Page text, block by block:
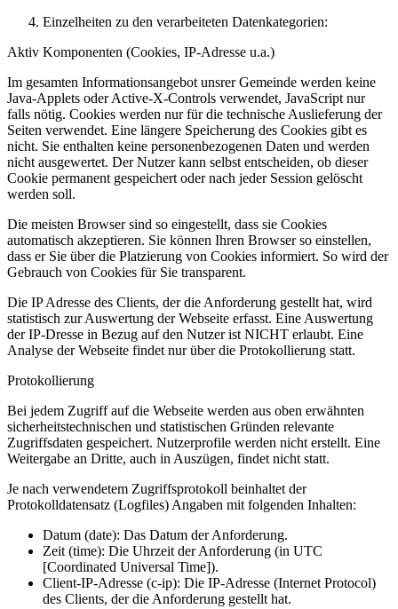
Einzelheiten zu den verarbeiteten Datenkategorien:
Aktiv Komponenten (Cookies, IP-Adresse u.a.)
Im gesamten Informationsangebot unsrer Gemeinde werden keine
Java-Applets oder Active-X-Controls verwendet, JavaScript nur
falls nötig. Cookies werden nur für die technische Auslieferung der
Seiten verwendet. Eine längere Speicherung des Cookies gibt es
nicht. Sie enthalten keine personenbezogenen Daten und werden
nicht ausgewertet. Der Nutzer kann selbst entscheiden, ob dieser
Cookie permanent gespeichert oder nach jeder Session gelöscht
werden soll.
Die meisten Browser sind so eingestellt, dass sie Cookies
automatisch akzeptieren. Sie können Ihren Browser so einstellen,
dass er Sie über die Platzierung von Cookies informiert. So wird der
Gebrauch von Cookies für Sie transparent.
Die IP Adresse des Clients, der die Anforderung gestellt hat, wird
statistisch zur Auswertung der Webseite erfasst. Eine Auswertung
der IP-Dresse in Bezug auf den Nutzer ist NICHT erlaubt. Eine
Analyse der Webseite findet nur über die Protokollierung statt.
Protokollierung
Bei jedem Zugriff auf die Webseite werden aus oben erwähnten
sicherheitstechnischen und statistischen Gründen relevante
Zugriffsdaten gespeichert. Nutzerprofile werden nicht erstellt. Eine
Weitergabe an Dritte, auch in Auszügen, findet nicht statt.
Je nach verwendetem Zugriffsprotokoll beinhaltet der
Protokolldatensatz (Logfiles) Angaben mit folgenden Inhalten:
Datum (date): Das Datum der Anforderung.
Zeit (time): Die Uhrzeit der Anforderung (in UTC
[Coordinated Universal Time]).
Client-IP-Adresse (c-ip): Die IP-Adresse (Internet Protocol)
des Clients, der die Anforderung gestellt hat.